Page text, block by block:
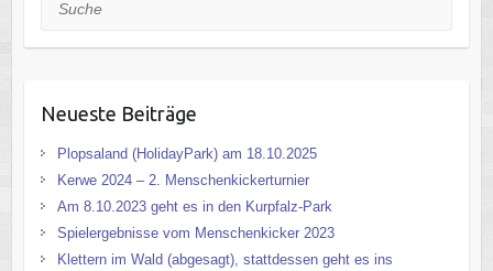
Neueste Beiträge
Plopsaland (HolidayPark) am 18.10.2025
Kerwe 2024 – 2. Menschenkickerturnier
Am 8.10.2023 geht es in den Kurpfalz-Park
Spielergebnisse vom Menschenkicker 2023
Klettern im Wald (abgesagt), stattdessen geht es ins